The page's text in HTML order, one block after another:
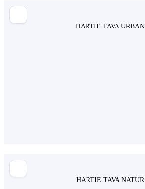
HARTIE TAVA URBAN
HARTIE TAVA NATUR